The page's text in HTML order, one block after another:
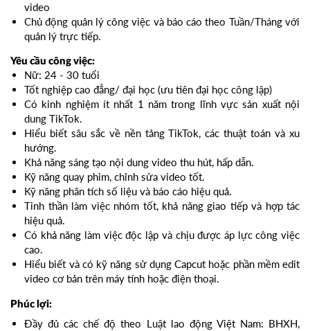
video
Chủ động quản lý công việc và báo cáo theo Tuần/Tháng với
quản lý trực tiếp.
Yêu cầu công việc:
Nữ: 24 - 30 tuổi
Tốt nghiệp cao đẳng/ đại học (ưu tiên đại học công lập)
Có kinh nghiệm ít nhất 1 năm trong lĩnh vực sản xuất nội
dung TikTok.
Hiểu biết sâu sắc về nền tảng TikTok, các thuật toán và xu
hướng.
Khả năng sáng tạo nội dung video thu hút, hấp dẫn.
Kỹ năng quay phim, chỉnh sửa video tốt.
Kỹ năng phân tích số liệu và báo cáo hiệu quả.
Tinh thần làm việc nhóm tốt, khả năng giao tiếp và hợp tác
hiệu quả.
Có khả năng làm việc độc lập và chịu được áp lực công việc
cao.
Hiểu biết và có kỹ năng sử dụng Capcut hoặc phần mềm edit
video cơ bản trên máy tính hoặc điện thoại.
Phúc lợi:
Đầy đủ các chế độ theo Luật lao động Việt Nam: BHXH,